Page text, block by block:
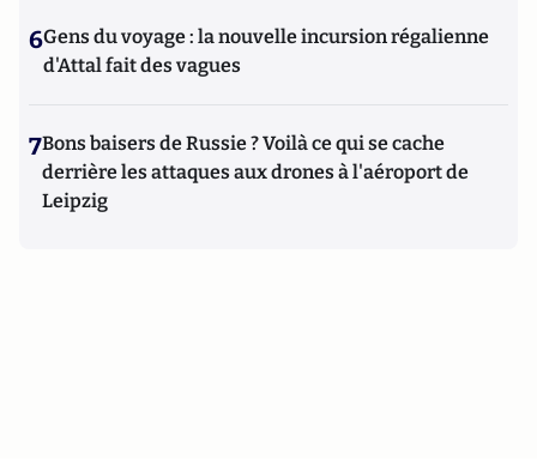
6Gens du voyage : la nouvelle incursion régalienne
d'Attal fait des vagues
7Bons baisers de Russie ? Voilà ce qui se cache
derrière les attaques aux drones à l'aéroport de
Leipzig